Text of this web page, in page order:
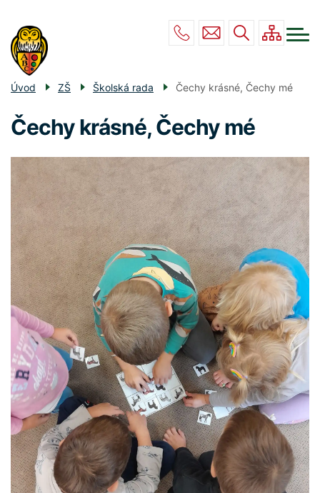
hlavnímu
obsahu
navigace
MŠ
DRUŽINA
POVINNÉ INFO
KONTAKT
Úvod ZŠ Školská rada Čechy krásné, Čechy mé
Čechy krásné, Čechy mé